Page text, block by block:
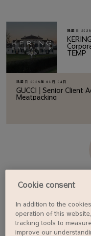
掲載日
TEMP
掲載日 2026年 08月 04日
GUCCI | Senior Client
Meatpacking
ジョブ
Cookie consent
In addition to the
operation of this
tracking tools to
improve our